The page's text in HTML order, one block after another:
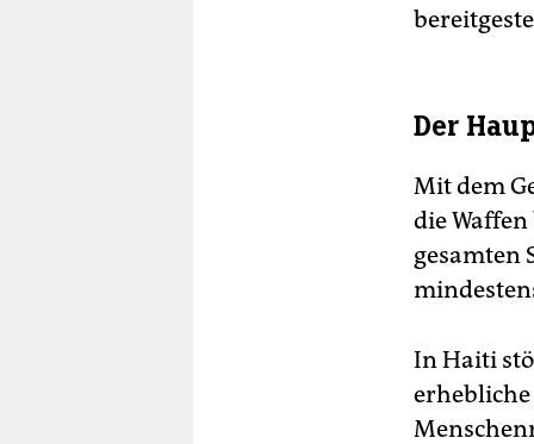
Der
Mit dem
die
gesamten
In Haiti
erhebliche